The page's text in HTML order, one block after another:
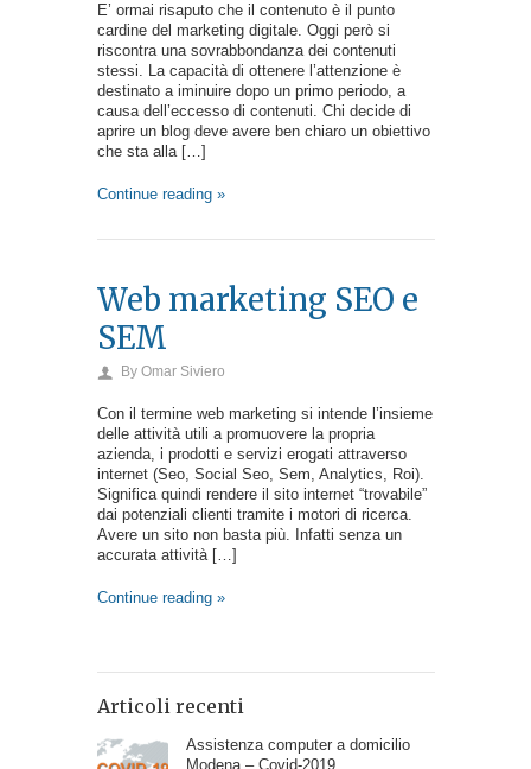
E’ ormai risaputo che il contenuto è il punto
cardine del marketing digitale. Oggi però si
riscontra una sovrabbondanza dei contenuti
stessi. La capacità di ottenere l’attenzione è
destinato a iminuire dopo un primo periodo, a
causa dell’eccesso di contenuti. Chi decide di
aprire un blog deve avere ben chiaro un obiettivo
che sta alla […]
Continue reading »
Web marketing SEO e
SEM
By Omar Siviero
Con il termine web marketing si intende l’insieme
delle attività utili a promuovere la propria
azienda, i prodotti e servizi erogati attraverso
internet (Seo, Social Seo, Sem, Analytics, Roi).
Significa quindi rendere il sito internet “trovabile”
dai potenziali clienti tramite i motori di ricerca.
Avere un sito non basta più. Infatti senza un
accurata attività […]
Continue reading »
Articoli recenti
Assistenza computer a domicilio
Modena – Covid-2019